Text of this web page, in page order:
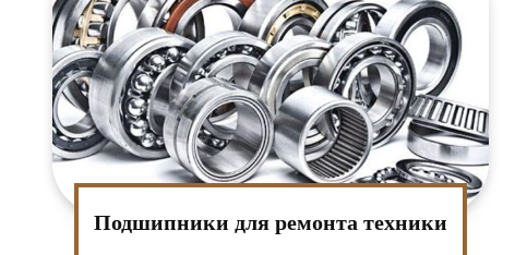
Подшипники для ремонта техники